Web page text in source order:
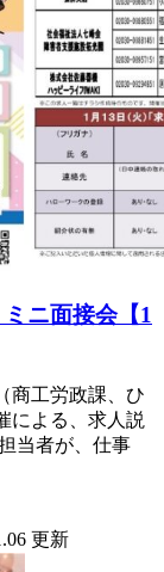
ニ面接会【1
商工労政課、ひ
による、求人説
当者が、仕事
更新